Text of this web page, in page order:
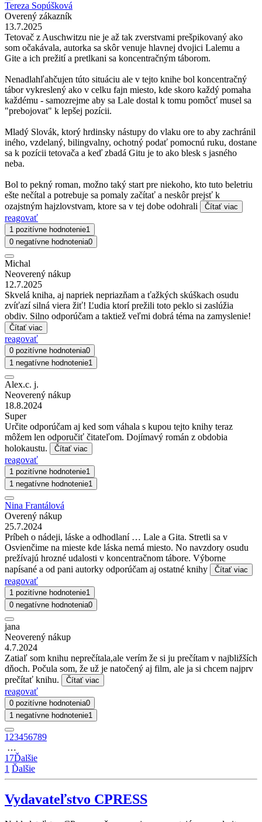
Tereza Sopúšková
Overený zákazník
13.7.2025
Tetovač z Auschwitzu nie je až tak zverstvami prešpikovaný ako
som očakávala, autorka sa skôr venuje hlavnej dvojici Lalemu a
Gite a ich prežití a pretlkani sa koncentračným táborom.
Nenadlahľahčujen túto situáciu ale v tejto knihe bol koncentračný
tábor vykreslený ako v celku fajn miesto, kde skoro každý pomaha
každému - samozrejme aby sa Lale dostal k tomu pomôcť musel sa
"prebojovat" k lepšej pozícii.
Mladý Slovák, ktorý hrdinsky nástupy do vlaku ore to aby zachránil
iného, vzdelaný, bilingvalny, ochotný podať pomocnú ruku, dostane
sa k pozícii tetovača a keď zbadá Gitu je to ako blesk s jasného
neba.
Bol to pekný roman, možno taký start pre niekoho, kto tuto beletriu
ešte nečítal a potrebuje sa pomaly začítať a neskôr prejsť k
ozajstným hajzlovstvam, ktore sa v tej dobe odohrali
Čítať viac
reagovať
1 pozitívne hodnotenie1
0 negatívne hodnotenia0
Michal
Neoverený nákup
12.7.2025
Skvelá kniha, aj napriek nepriazňam a ťažkých skúškach osudu
zvíťazí silná viera žiť! Ľudia ktorí prežili toto peklo si zaslúžia
obdiv. Silno odporúčam a taktiež veľmi dobrá téma na zamyslenie!
Čítať viac
reagovať
0 pozitívne hodnotenia0
1 negatívne hodnotenie1
Alex.c. j.
Neoverený nákup
18.8.2024
Super
Určite odporúčam aj ked som váhala s kupou tejto knihy teraz
môžem len odporučiť čitateľom. Dojímavý román z obdobia
holokaustu.
Čítať viac
reagovať
1 pozitívne hodnotenie1
1 negatívne hodnotenie1
Nina Frantálová
Overený nákup
25.7.2024
Príbeh o nádeji, láske a odhodlaní … Lale a Gita. Stretli sa v
Osvienčime na mieste kde láska nemá miesto. No navzdory osudu
prežívajú hrozné udalosti v koncentračnom tábore. Výborne
napísané a od pani autorky odporúčam aj ostatné knihy
Čítať viac
reagovať
1 pozitívne hodnotenie1
0 negatívne hodnotenia0
jana
Neoverený nákup
4.7.2024
Zatiaľ som knihu neprečítala,ale verím že si ju prečítam v najbližších
dňoch. Počula som, že už je natočený aj film, ale ja si chcem najprv
prečítať knihu.
Čítať viac
reagovať
0 pozitívne hodnotenia0
1 negatívne hodnotenie1
1 23456789
…
17Ďalšie
1 Ďalšie
Vydavateľstvo CPRESS